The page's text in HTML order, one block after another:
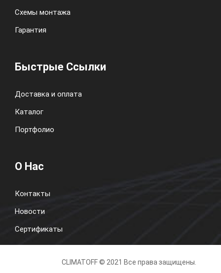
Схемы монтажа
Гарантия
Быстрые Ссылки
Доставка и оплата
Каталог
Портфолио
О Нас
Контакты
Новости
Сертификаты
CLIMATOFF © 2021 Все права защищены.